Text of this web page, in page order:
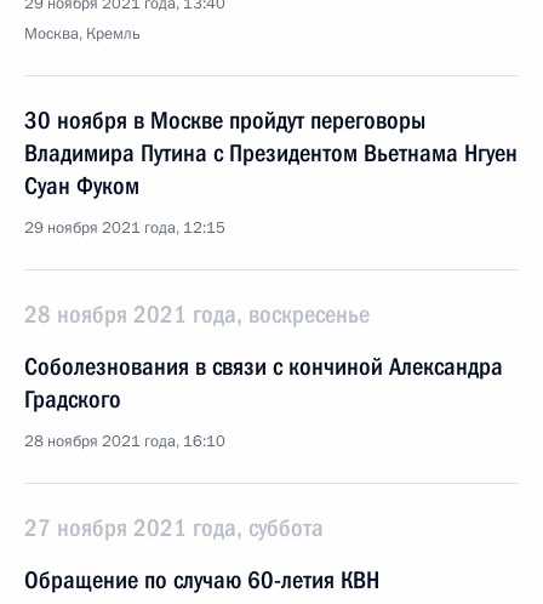
Москва, Кремль
30 ноября в Москве пройдут переговоры
Владимира Путина с Президентом Вьетнама Нгуен
Суан Фуком
29 ноября 2021 года, 12:15
28 ноября 2021 года, воскресенье
Соболезнования в связи с кончиной Александра
Градского
28 ноября 2021 года, 16:10
27 ноября 2021 года, суббота
Обращение по случаю 60-летия КВН